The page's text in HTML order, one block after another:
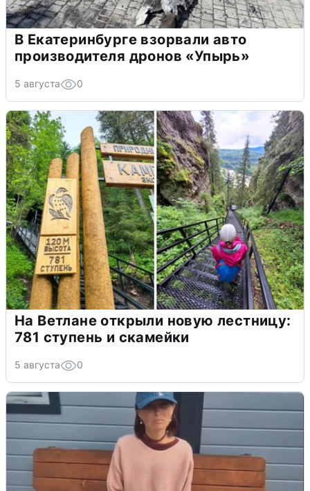
В Екатеринбурге взорвали авто
производителя дронов «Упырь»
5 августа 0
На Ветлане открыли новую лестницу:
781 ступень и скамейки
5 августа 0